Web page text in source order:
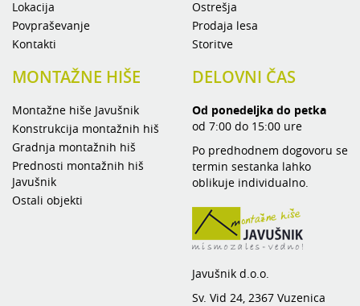
Lokacija
Povpraševanje
Kontakti
Ostrešja
Prodaja lesa
Storitve
MONTAŽNE HIŠE
Montažne hiše Javušnik
Konstrukcija montažnih hiš
Gradnja montažnih hiš
Prednosti montažnih hiš
Javušnik
Ostali objekti
DELOVNI ČAS
Od ponedeljka do petka
od 7:00 do 15:00 ure
Po predhodnem dogovoru se
termin sestanka lahko
oblikuje individualno.
Javušnik d.o.o.
Sv. Vid 24, 2367 Vuzenica